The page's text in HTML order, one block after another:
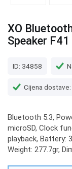
XO
Speaker F41
ID: 34858
Cijena dostave:
Bluetooth 5.3,
microSD, Clock
playback, Battery:
Weight: 277.7gr,